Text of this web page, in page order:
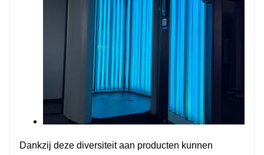
Dankzij deze diversiteit aan producten kunnen